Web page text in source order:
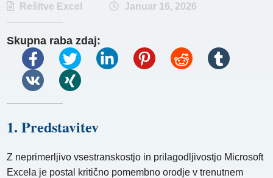
Rešitve Excel Januar 16, 2026
Skupna raba zdaj:
1. Predstavitev
Z neprimerljivo vsestranskostjo in prilagodljivostjo Microsoft
Excela je postal kritično pomembno orodje v trenutnem